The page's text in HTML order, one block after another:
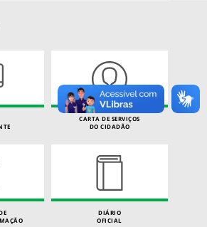
CARTA DE SERVIÇOS
DO CIDADÃO
DIÁRIO
OFICIAL